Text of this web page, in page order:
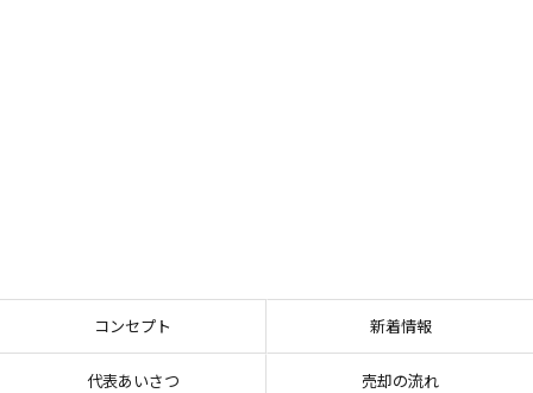
コンセプト 新着情報
代表あいさつ 売却の流れ